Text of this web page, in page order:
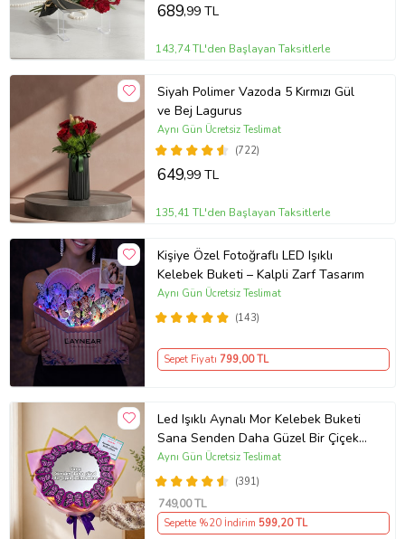
689,99 TL
143,74 TL'den Başlayan Taksitlerle
Siyah Polimer Vazoda 5 Kırmızı Gül
ve Bej Lagurus
(722)
Aynı Gün Ücretsiz Teslimat
649,99 TL
135,41 TL'den Başlayan Taksitlerle
Kişiye Özel Fotoğraflı LED Işıklı
Kelebek Buketi – Kalpli Zarf Tasarım
(143)
Aynı Gün Ücretsiz Teslimat
Sepet Fiyatı 799,00 TL
Led Işıklı Aynalı Mor Kelebek Buketi
Sana Senden Daha Güzel Bir Çiçek
Bulamadım Ayna Buket Sevgiliye
Hediye
(391)
Aynı Gün Ücretsiz Teslimat
749,00 TL
Sepette %20 İndirim 599,20 TL